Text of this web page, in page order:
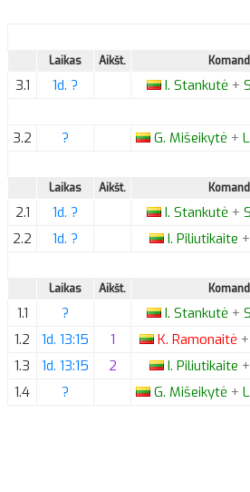
Laikas Aikšt.
3.1 1d. ? I. Stankutė +
3.2
? G. Mišeikytė +
Laikas Aikšt.
2.1 1d. ? I. Stankutė +
2.2
1d. ? I. Piliutikaite +
Laikas Aikšt.
1.1 ? I. Stankutė +
1.2
1d. 13:15 1 K. Ramonaitė +
1.3
1d. 13:15 2 I. Piliutikaite +
1.4
? G. Mišeikytė +